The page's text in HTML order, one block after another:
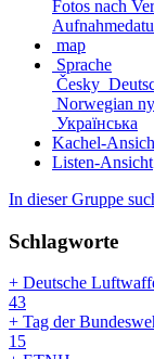
Fotos nach
map
Sprache
Česky
Norwegian
Українська
Kachel-
Listen-Ansicht
In dieser Gruppe
Schlagworte
+ Deutsche
43
+ Tag der
15